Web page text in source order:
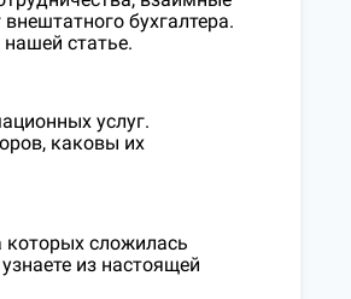
бухгалтера.
статье.
услуг.
каковы их
которых сложилась
из настоящей